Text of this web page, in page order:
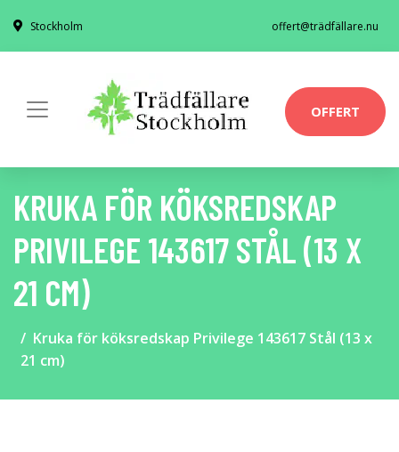
Stockholm offert@trädfällare.nu
OFFERT
KRUKA FÖR KÖKSREDSKAP
PRIVILEGE 143617 STÅL (13 X
21 CM)
Kruka för köksredskap Privilege 143617 Stål (13 x
21 cm)